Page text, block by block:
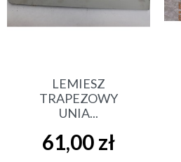
LEMIESZ
TRAPEZOWY
UNIA...
Cena
61,00 zł